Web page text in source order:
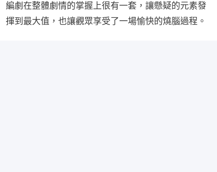
編劇在整體劇情的掌握上很有一套，讓懸疑的元素發
揮到最大值，也讓觀眾享受了一場愉快的燒腦過程。